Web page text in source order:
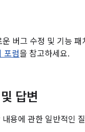
버그 수정 및 기능
포럼을 참고하세요.
답변
용에 관한 일반적인